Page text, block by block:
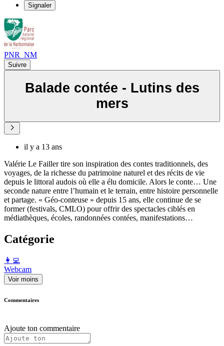
Signaler
PNR_NM
Suivre
Balade contée - Lutins des
mers
il y a 13 ans
Valérie Le Failler tire son inspiration des contes traditionnels, des
voyages, de la richesse du patrimoine naturel et des récits de vie
depuis le littoral audois où elle a élu domicile. Alors le conte… Une
seconde nature entre l’humain et le terrain, entre histoire personnelle
et partage. « Géo-conteuse » depuis 15 ans, elle continue de se
former (festivals, CMLO) pour offrir des spectacles ciblés en
médiathèques, écoles, randonnées contées, manifestations…
Catégorie
️👩‍💻️
Webcam
Voir moins
Commentaires
Ajoute ton commentaire